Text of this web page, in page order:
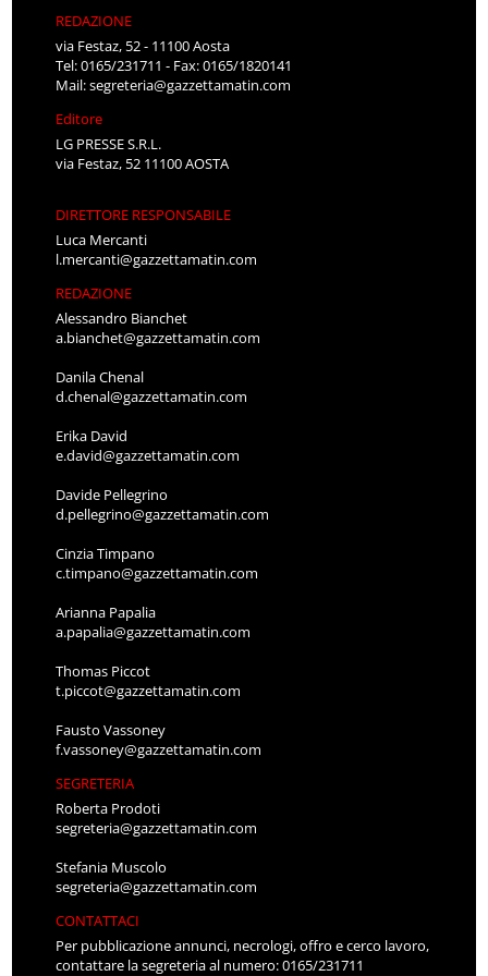
REDAZIONE
via Festaz, 52 - 11100 Aosta
Tel: 0165/231711 - Fax: 0165/1820141
Mail:segreteria@gazzettamatin.com
Editore
LG PRESSE S.R.L.
via Festaz, 52 11100 AOSTA
DIRETTORE RESPONSABILE
Luca Mercanti
l.mercanti@gazzettamatin.com
REDAZIONE
Alessandro Bianchet
a.bianchet@gazzettamatin.com
Danila Chenal
d.chenal@gazzettamatin.com
Erika David
e.david@gazzettamatin.com
Davide Pellegrino
d.pellegrino@gazzettamatin.com
Cinzia Timpano
c.timpano@gazzettamatin.com
Arianna Papalia
a.papalia@gazzettamatin.com
Thomas Piccot
t.piccot@gazzettamatin.com
Fausto Vassoney
f.vassoney@gazzettamatin.com
SEGRETERIA
Roberta Prodoti
segreteria@gazzettamatin.com
Stefania Muscolo
segreteria@gazzettamatin.com
CONTATTACI
Per pubblicazione annunci, necrologi, offro e cerco lavoro,
contattare la segreteria al numero: 0165/231711